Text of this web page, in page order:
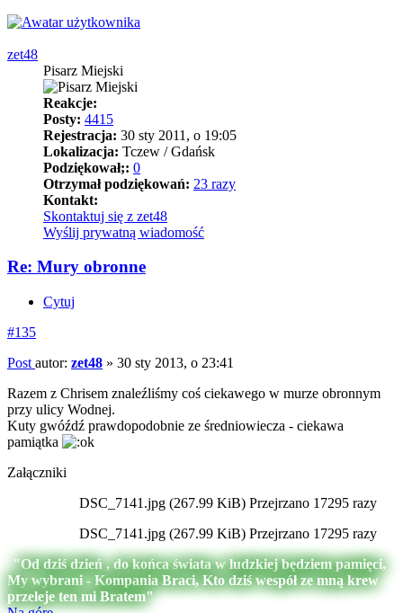
zet48
Pisarz Miejski
Reakcje:
Posty: 4415
Rejestracja: 30 sty 2011, o 19:05
Lokalizacja: Tczew / Gdańsk
Podziękował;: 0
Otrzymał podziękowań: 23 razy
Kontakt:
Skontaktuj się z zet48
Wyślij prywatną wiadomość
Re: Mury obronne
Cytuj
#135
Post autor: zet48 » 30 sty 2013, o 23:41
Razem z Chrisem znaleźliśmy coś ciekawego w murze obronnym
przy ulicy Wodnej.
Kuty gwóźdź prawdopodobnie ze średniowiecza - ciekawa
pamiątka
Załączniki
DSC_7141.jpg (267.99 KiB) Przejrzano 17295 razy
DSC_7141.jpg (267.99 KiB) Przejrzano 17295 razy
"Od dziś dzień , do końca świata w ludzkiej będziem pamięci,
My wybrani - Kompania Braci, Kto dziś wespół ze mną krew
przeleje ten mi Bratem"